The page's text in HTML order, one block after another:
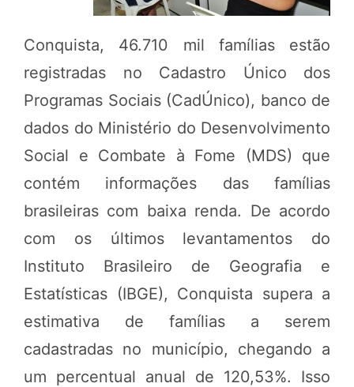
Conquista, 46.710 mil famílias estão
registradas no Cadastro Único dos
Programas Sociais (CadÚnico), banco de
dados do Ministério do Desenvolvimento
Social e Combate à Fome (MDS) que
contém informações das famílias
brasileiras com baixa renda. De acordo
com os últimos levantamentos do
Instituto Brasileiro de Geografia e
Estatísticas (IBGE), Conquista supera a
estimativa de famílias a serem
cadastradas no município, chegando a
um percentual anual de 120,53%. Isso